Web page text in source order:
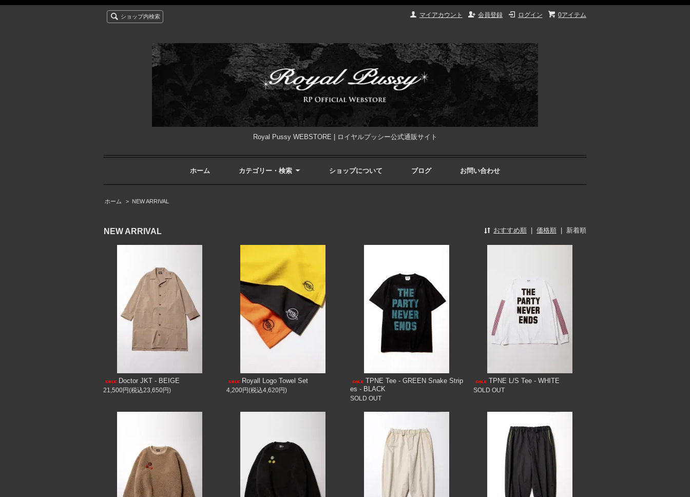
0アイテム
ログイン
会員登録
マイアカウント
ショップ内検索
Royal Pussy WEBSTORE | ロイヤルプッシー公式通販サイト
ホーム カテゴリー・検索 ショップについて ブログ お問い合わせ
ホーム > NEW ARRIVAL
NEW ARRIVAL おすすめ順 価格順 新着順
Doctor JKT - BEIGE
21,500円(税込23,650円)
Royall Logo Towel Set
4,200円(税込4,620円)
TPNE Tee - GREEN Snake Strip
es - BLACK
SOLD OUT
TPNE L/S Tee - WHITE
SOLD OUT